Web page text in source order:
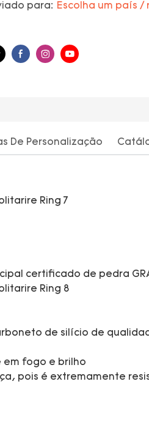
para: Escolha um país /
De Personalização
certificado de pedra
de silício de
em fogo e brilho
pois é extremamente